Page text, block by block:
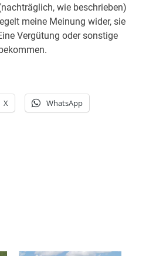
wie beschrieben)
meine Meinung wider, sie
Vergütung oder sonstige
X WhatsApp